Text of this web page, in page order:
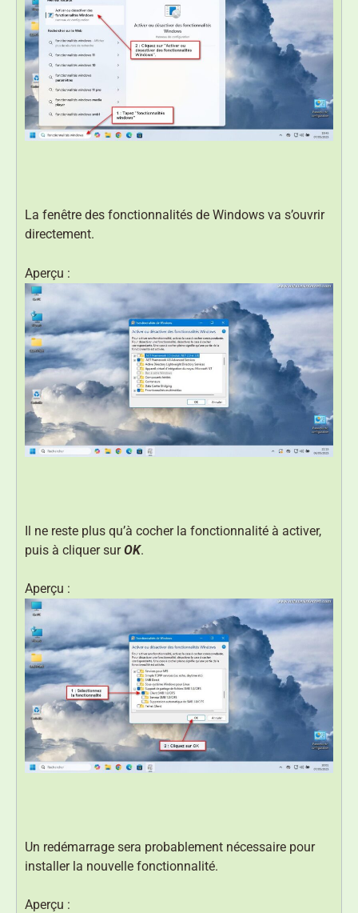
La fenêtre des fonctionnalités de Windows va s’ouvrir
directement.
Aperçu :
Il ne reste plus qu’à cocher la fonctionnalité à activer,
puis à cliquer surOK.
Aperçu :
Un redémarrage sera probablement nécessaire pour
installer la nouvelle fonctionnalité.
Aperçu :